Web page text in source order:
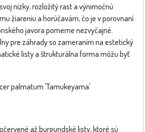
nízky, rozložitý rast a výnimočnú
žiareniu a horúčavám, čo je v porovnaní
javora pomerne nezvyčajné.
pre záhrady so zameraním na estetický
listy a štrukturálna forma môžu byť
palmatum 'Tamukeyama'
až burgundské listy, ktoré sú